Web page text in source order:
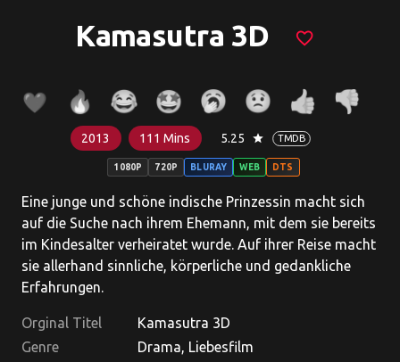
Kamasutra 3D favorite_border
2013 111 Mins 5.25 star TMDB
1080P 720P BLURAY WEB DTS
Eine junge und schöne indische Prinzessin macht sich
auf die Suche nach ihrem Ehemann, mit dem sie bereits
im Kindesalter verheiratet wurde. Auf ihrer Reise macht
sie allerhand sinnliche, körperliche und gedankliche
Erfahrungen.
Orginal Titel
Kamasutra 3D
Genre
Drama, Liebesfilm